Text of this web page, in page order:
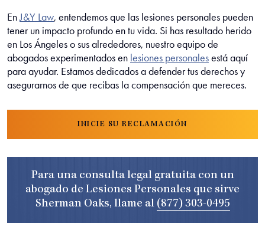
EnJ&Y Law, entendemos que las lesiones personales pueden
tener un impacto profundo en tu vida. Si has resultado herido
en Los Ángeles o sus alrededores, nuestro equipo de
abogados experimentados en lesiones personalesestá aquí
para ayudar. Estamos dedicados a defender tus derechos y
asegurarnos de que recibas la compensación que mereces.
INICIE SU RECLAMACIÓN
Para una consulta legal gratuita con un
abogado de Lesiones Personales que sirve
Sherman Oaks, llame al (877) 303-0495